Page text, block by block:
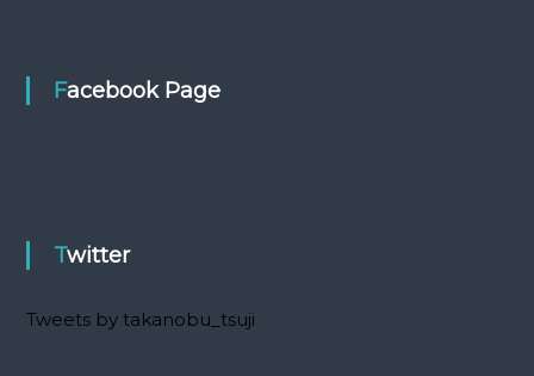
Facebook Page
Twitter
Tweets by takanobu_tsuji